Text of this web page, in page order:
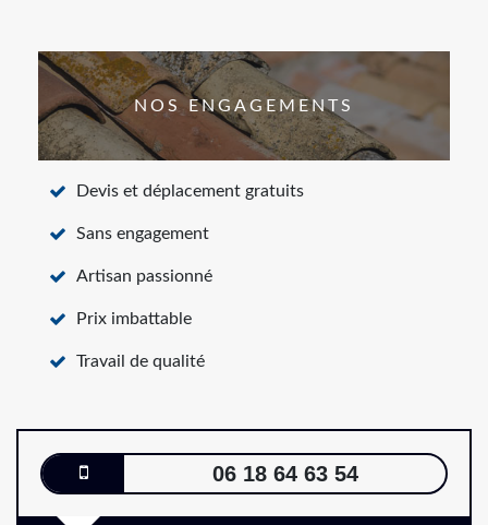
NOS ENGAGEMENTS
Devis et déplacement gratuits
Sans engagement
Artisan passionné
Prix imbattable
Travail de qualité
06 18 64 63 54